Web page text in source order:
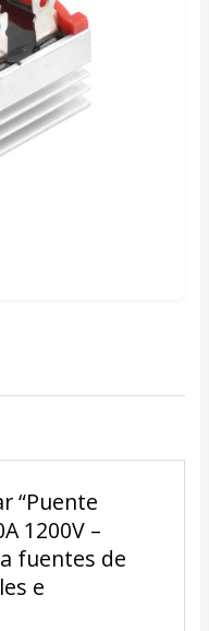
“Puente
1200V –
fuentes de
e